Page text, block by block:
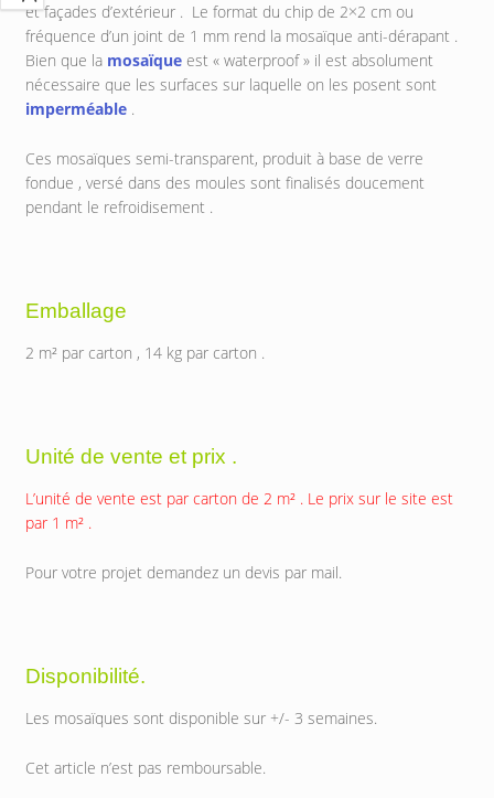
et façades d’extérieur . Le format du chip de 2×2 cm ou
fréquence d’un joint de 1 mm rend la mosaïque anti-dérapant .
Bien que la mosaïqueest « waterproof » il est absolument
nécessaire que les surfaces sur laquelle on les posent sont
imperméable.
Ces mosaïques semi-transparent, produit à base de verre
fondue , versé dans des moules sont finalisés doucement
pendant le refroidisement .
Emballage
2 m² par carton , 14 kg par carton .
Unité de vente et prix .
L’unité de vente est par carton de 2 m² . Le prix sur le site est
par 1 m² .
Pour votre projet demandez un devis par mail.
Disponibilité.
Les mosaïques sont disponible sur +/- 3 semaines.
Cet article n’est pas remboursable.